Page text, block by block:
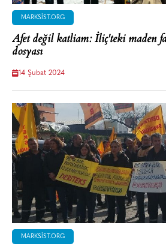
MARKSIST.ORG
Afet değil katliam: İliç'teki maden
dosyası
14 Şubat 2024
MARKSIST.ORG